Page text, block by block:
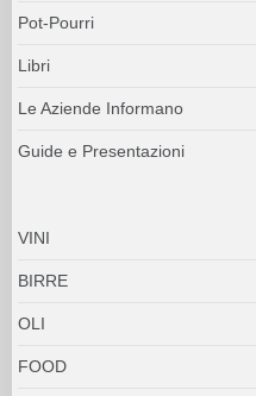
Pot-Pourri
Libri
Le Aziende Informano
Guide e Presentazioni
VINI
BIRRE
OLI
FOOD